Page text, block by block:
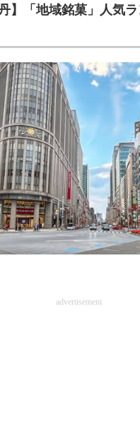
】「地域銘菓」人気
advertisement